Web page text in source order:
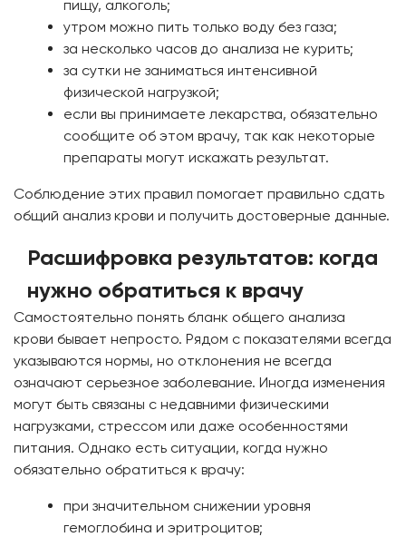
пищу, алкоголь;
утром можно пить только воду без газа;
за несколько часов до анализа не курить;
за сутки не заниматься интенсивной
физической нагрузкой;
если вы принимаете лекарства, обязательно
сообщите об этом врачу, так как некоторые
препараты могут искажать результат.
Соблюдение этих правил помогает правильно сдать
общий анализ крови и получить достоверные данные.
Расшифровка результатов: когда
нужно обратиться к врачу
Самостоятельно понять бланк общего анализа
крови бывает непросто. Рядом с показателями всегда
указываются нормы, но отклонения не всегда
означают серьезное заболевание. Иногда изменения
могут быть связаны с недавними физическими
нагрузками, стрессом или даже особенностями
питания. Однако есть ситуации, когда нужно
обязательно обратиться к врачу:
при значительном снижении уровня
гемоглобина и эритроцитов;